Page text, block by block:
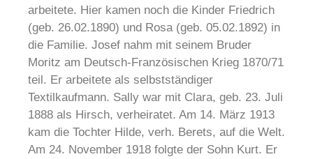
arbeitete. Hier kamen noch die Kinder Friedrich
(geb. 26.02.1890) und Rosa (geb. 05.02.1892) in
die Familie. Josef nahm mit seinem Bruder
Moritz am Deutsch-Französischen Krieg 1870/71
teil. Er arbeitete als selbstständiger
Textilkaufmann. Sally war mit Clara, geb. 23. Juli
1888 als Hirsch, verheiratet. Am 14. März 1913
kam die Tochter Hilde, verh. Berets, auf die Welt.
Am 24. November 1918 folgte der Sohn Kurt. Er